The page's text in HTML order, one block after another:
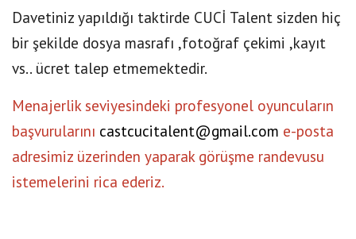
Davetiniz yapıldığı taktirde CUCİ Talent sizden hiç
bir şekilde dosya masrafı ,fotoğraf çekimi ,kayıt
vs.. ücret talep etmemektedir.
Menajerlik seviyesindeki profesyonel oyuncuların
başvurularını castcucitalent@gmail.com e-posta
adresimiz üzerinden yaparak görüşme randevusu
istemelerini rica ederiz.